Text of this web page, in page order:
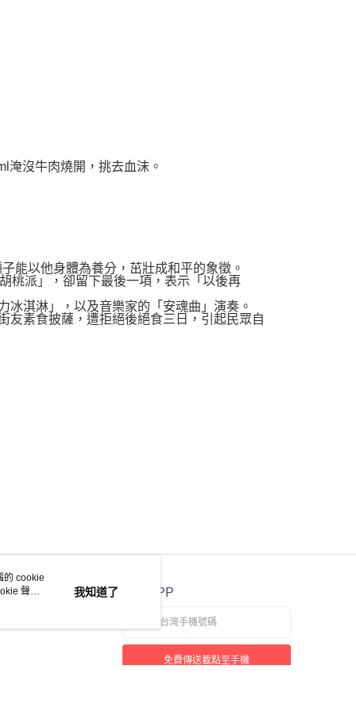
淹沒牛肉燒開，挑去血沫。
能以他身體為養分，茁壯成和平的象徵。
桃派」，卻留下最後一項，表示「以後再
冰淇淋」，以及音樂家的「安魂曲」演奏。
友素食披薩，遭拒絕後絕食三日，引起民眾自
官方APP
免費傳送載點至手機
的 cookie
聲明
我知道了